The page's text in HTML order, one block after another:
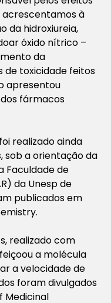
à
da hidroxiureia,
óxido nítrico –
da
de toxicidade feitos
apresentou
fármacos
realizado ainda
sob a orientação da
Faculdade de
da Unesp de
publicados em
realizado com
a molécula
a velocidade de
foram divulgados
Medicinal